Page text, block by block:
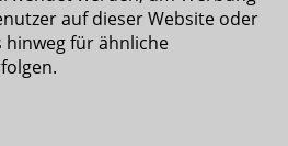
auf dieser Website oder
für ähnliche